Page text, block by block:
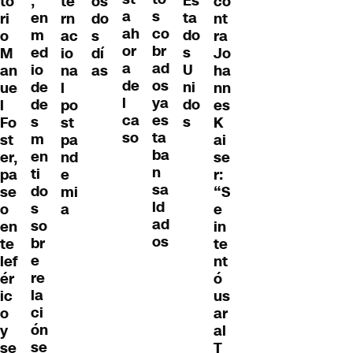
ri
o
M
an
ue
l
Fo
st
er,
pa
se
o
en
te
lef
ér
ic
o
y
se
en
m
ed
io
de
de
s
m
en
ti
do
s
so
br
e
re
la
ci
ón
se
rn
ac
io
na
l
po
st
pa
nd
e
mi
a
do
s
dí
as
a
ah
or
a
de
l
ca
so
s
co
br
ad
os
ya
es
ta
ba
n
sa
ld
ad
os
ta
do
s
U
ni
do
s
nt
ra
Jo
ha
nn
es
K
ai
se
r:
“S
e
in
te
nt
ó
us
ar
al
T